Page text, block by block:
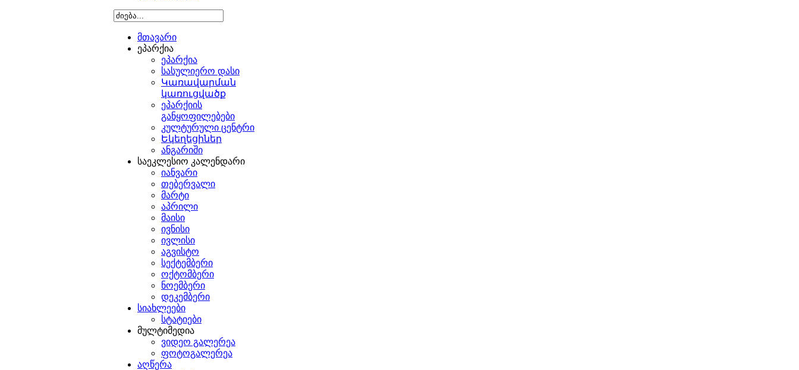
მთავარი
ეპარქია
ეპარქია
სასულიერო დასი
Կառավարման
կառուցվածք
ეპარქიის
განყოფილებები
კულტურული ცენტრი
Եկեղեցիներ
ანგარიში
საეკლესიო კალენდარი
იანვარი
თებერვალი
მარტი
აპრილი
მაისი
ივნისი
ივლისი
აგვისტო
სექტემბერი
ოქტომბერი
ნოემბერი
დეკემბერი
სიახლეები
სტატიები
მულტიმედია
ვიდეო გალერეა
ფოტოგალერეა
აღწერა